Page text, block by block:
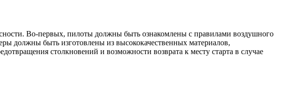
Во-первых, пилоты должны быть ознакомлены с правилами воздушного
должны быть изготовлены из высококачественных материалов,
столкновений и возможности возврата к месту старта в случае